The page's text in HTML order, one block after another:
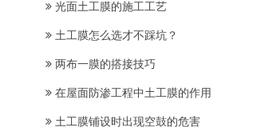
光面土工膜的施工工艺
土工膜怎么选才不踩坑？
两布一膜的搭接技巧
在屋面防渗工程中土工膜的作用
土工膜铺设时出现空鼓的危害